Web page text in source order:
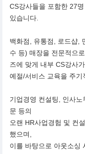
CS강사들을 포함한 27
있습니다.
백화점, 유통점, 로드샵,
수 등) 매장을 전문적으
즈에 맞게 내부 CS강사
예절/서비스 교육을 주기
기업경영 컨설팅, 인사
문 등의
오랜 HR사업경험 및 컨
했으며,
이를 바탕으로 아웃소싱